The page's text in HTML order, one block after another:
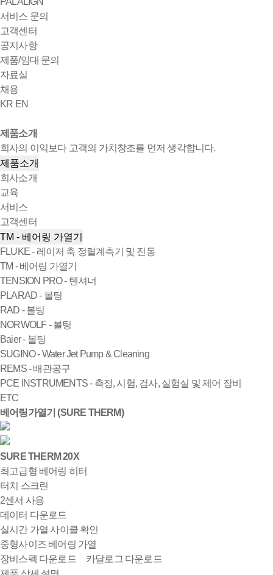
서비스 문의
고객센터
공지사항
제품/임대 문의
자료실
채용
KR EN
제품소개
회사의 이익보다 고객의 가치창조를 먼저 생각합니다.
제품소개
회사소개
교육
서비스
고객센터
TM - 베어링 가열기
FLUKE - 레이저 축 정렬계측기 및 진동
TM - 베어링 가열기
TENSION PRO - 텐셔너
PLARAD - 볼팅
RAD - 볼팅
NORWOLF - 볼팅
Baier - 볼팅
SUGINO - Water Jet Pump & Cleaning
REMS - 배관공구
PCE INSTRUMENTS - 측정, 시험, 검사, 실험실 및 제어 장비
ETC
베어링가열기 (SURE THERM)
SURE THERM 20X
최고급형 베어링 히터
터치 스크린
2센서 사용
데이터 다운로드
실시간 가열 사이클 확인
중형사이즈 베어링 가열
장비스펙 다운로드
카달로그 다운로드